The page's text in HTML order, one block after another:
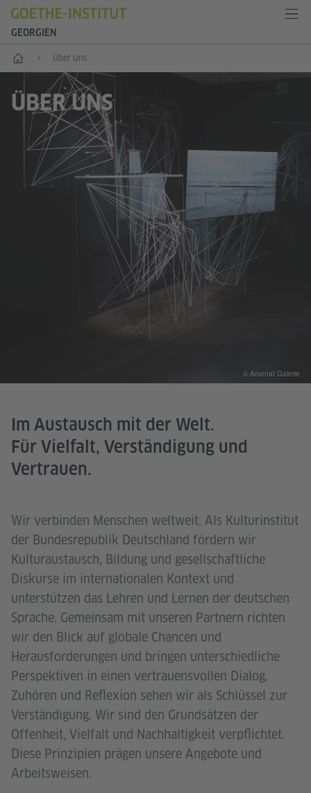
GEORGIEN
Start Über Uns
ÜBER UNS
© Arsenał Galerie
Im Austausch mit der Welt.
Für Vielfalt, Verständigung und
Vertrauen.
Wir verbinden Menschen weltweit. Als Kulturinstitut
der Bundesrepublik Deutschland fördern wir
Kulturaustausch, Bildung und gesellschaftliche
Diskurse im internationalen Kontext und
unterstützen das Lehren und Lernen der deutschen
Sprache. Gemeinsam mit unseren Partnern richten
wir den Blick auf globale Chancen und
Herausforderungen und bringen unterschiedliche
Perspektiven in einen vertrauensvollen Dialog.
Zuhören und Reflexion sehen wir als Schlüssel zur
Verständigung. Wir sind den Grundsätzen der
Offenheit, Vielfalt und Nachhaltigkeit verpflichtet.
Diese Prinzipien prägen unsere Angebote und
Arbeitsweisen.